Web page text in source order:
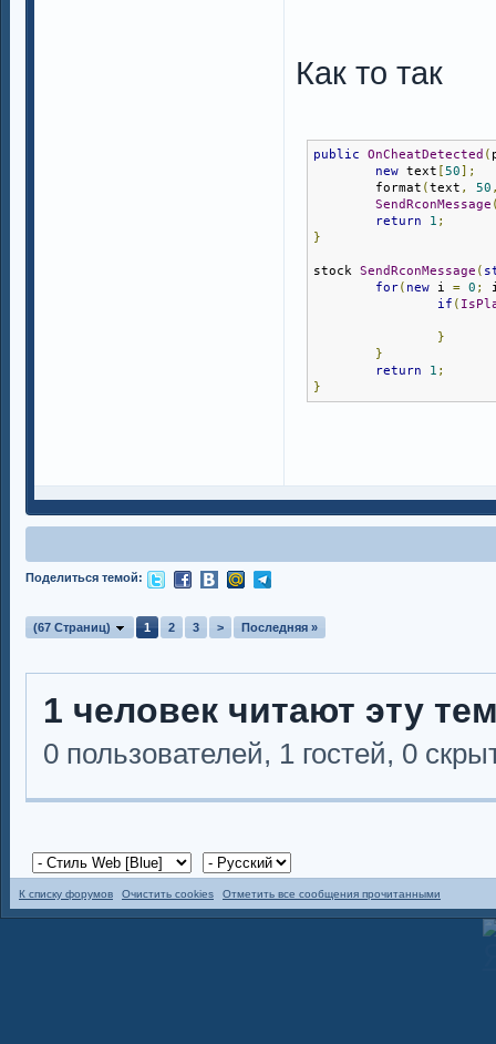
Как то так
public OnCheatDetected (
new text 50 ];
format ( text , 50
SendRconMessage
return
1 ;
}
stock SendRconMessage (
for( new i = 0 ;
if (
}
}
return
1 ;
}
Поделиться темой:
(67 Страниц) 1 2 3 > Последняя »
1 человек читают эту
0 пользователей, 1 гостей, 0
К списку форумов Очистить cookies Отметить все сообщения прочитанными